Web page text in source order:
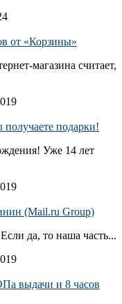
от «Корзины»
магазина считает,
подарки!
Уже 14 лет
(Mail.ru Group)
да, то наша часть...
выдачи и 8 часов